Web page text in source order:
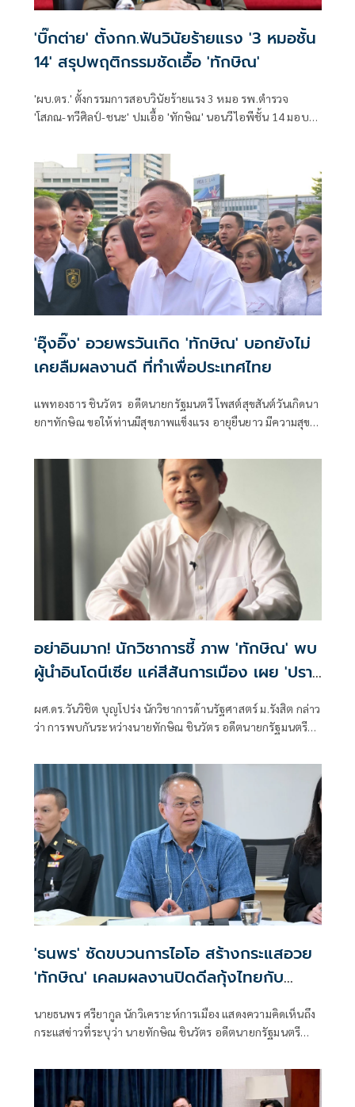
'บิ๊กต่าย' ตั้งกก.ฟันวินัยร้ายแรง '3 หมอชั้น
14' สรุปพฤติกรรมชัดเอื้อ 'ทักษิณ'
'ผบ.ตร.' ตั้งกรรมการสอบวินัยร้ายแรง 3 หมอ รพ.ตำรวจ
'โสภณ-ทวีศิลป์-ชนะ' ปมเอื้อ 'ทักษิณ' นอนวีไอพีชั้น 14 มอบ
'อุ๊งอิ๊ง' อวยพรวันเกิด 'ทักษิณ' บอกยังไม่
เคยลืมผลงานดี ที่ทำเพื่อประเทศไทย
แพทองธาร ชินวัตร อดีตนายกรัฐมนตรี โพสต์สุขสันต์วันเกิดนา
ยกฯทักษิณ ขอให้ท่านมีสุขภาพแข็งแรง อายุยืนยาว มีความสุข
อย่าอินมาก! นักวิชาการชี้ ภาพ 'ทักษิณ' พบ
ผู้นำอินโดนีเซีย แค่สีสันการเมือง เผย 'ปรา
นานาชาติเข้าใจ นายกฯ-รัฐบาล ผู้มีอำนาจตัว
ผศ.ดร.วันวิชิต บุญโปร่ง นักวิชาการด้านรัฐศาสตร์ ม.รังสิต กล่าว
ว่า การพบกันระหว่างนายทักษิณ ชินวัตร อดีตนายกรัฐมนตรี
ผิดปกติ เพราะทั้งสองมีความสัมพันธ์ส่วนตัวที่สั่งสมมาเป็นเวลา
นาน ภาพที่ออกมา เป็นสีสันการเมืองเท่านั้น
'ธนพร' ซัดขบวนการไอโอ สร้างกระแสอวย
'ทักษิณ' เคลมผลงานปิดดีลกุ้งไทยกับ
นายธนพร ศรียากูล นักวิเคราะห์การเมือง แสดงความคิดเห็นถึง
กระแสข่าวที่ระบุว่า นายทักษิณ ชินวัตร อดีตนายกรัฐมนตรี
ยังประเทศมาเลเซีย โดยระบุว่า ข่าวดังกล่าวเป็นเพียงการสร้าง
กระแสจากผู้สนับสนุนทางการเมืองเท่านั้น